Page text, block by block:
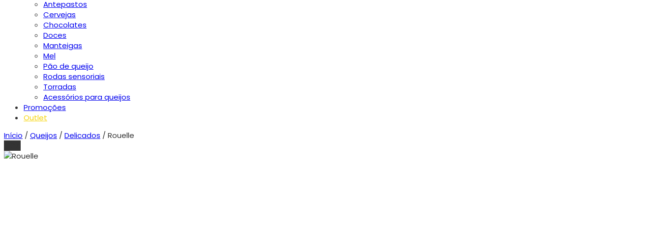
Antepastos
Cervejas
Chocolates
Doces
Manteigas
Mel
Pão de queijo
Rodas sensoriais
Torradas
Acessórios para queijos
Promoções
Outlet
Início /Queijos /Delicados / Rouelle